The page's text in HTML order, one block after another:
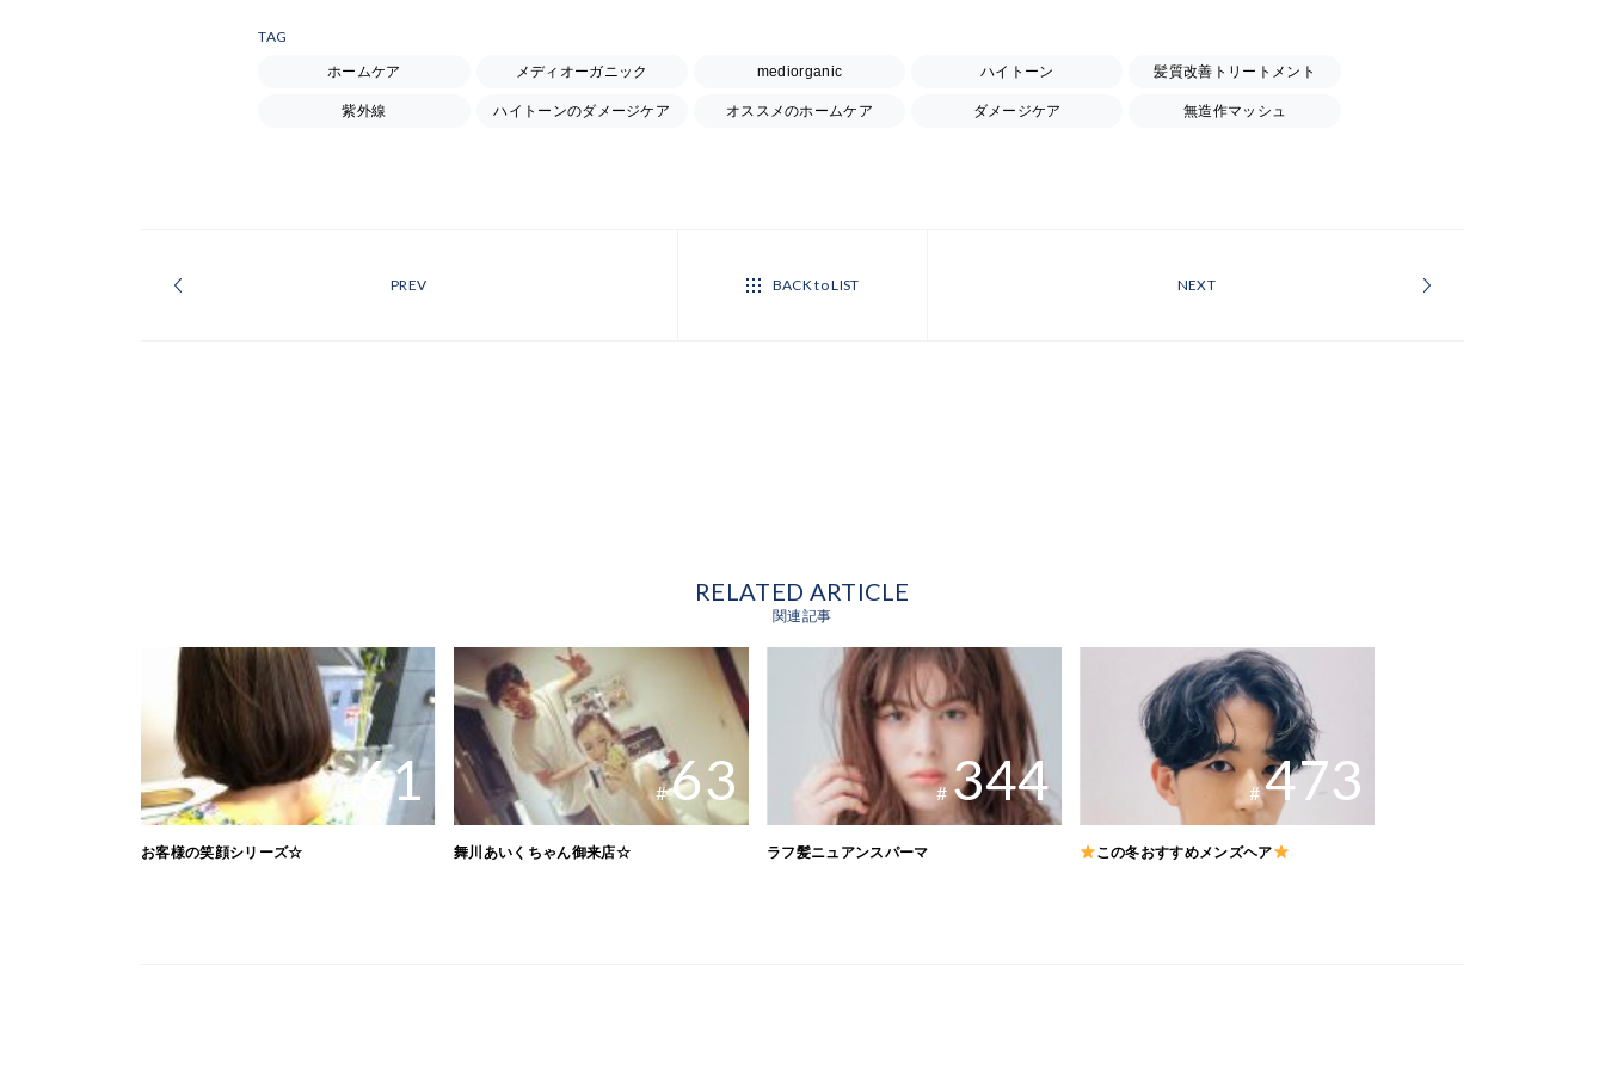
TAG
ホームケア メディオーガニック mediorganic ハイトーン 髪質改善トリートメント
紫外線 ハイトーンのダメージケア オススメのホームケア ダメージケア 無造作マッシュ
PREV BACK to LIST NEXT
RELATED ARTICLE
関連記事
61
お客様の笑顔シリーズ☆
# 63
舞川あいくちゃん御来店☆
# 344
ラフ髪ニュアンスパーマ
# 473
この冬おすすめメンズヘア